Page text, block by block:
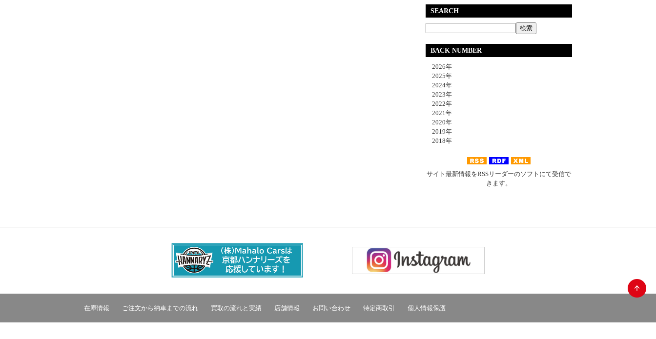
SEARCH
BACK NUMBER
2026年
2025年
2024年
2023年
2022年
2021年
2020年
2019年
2018年
サイト最新情報をRSSリーダーのソフトにて受信で
きます。
在庫情報 ご注文から納車までの流れ 買取の流れと実績 店舗情報 お問い合わせ 特定商取引 個人情報保護